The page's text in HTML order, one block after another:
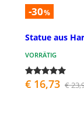
-30%
Statue aus
VORRÄTIG
€ 16,73 €